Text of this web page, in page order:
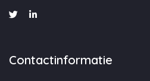
Contactinformatie